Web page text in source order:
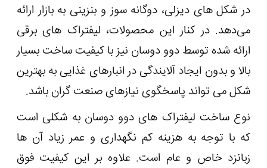
در شکل های دیزلی، دوگانه سوز و بنزینی به بازار ارائه
می‌دهد. در کنار این محصولات، لیفتراک های برقی
ارائه شده توسط دوو دوسان نیز با کیفیت ساخت بسیار
بالا و بدون ایجاد آلایندگی در انبارهای غذایی به بهترین
شکل می تواند پاسخگوی نیازهای صنعت گران باشد.
نوع ساخت لیفتراک های دوو دوسان به شکلی است
که با توجه به هزینه کم نگهداری و عمر زیاد آن ها
زبانزد خاص و عام است. علاوه بر این کیفیت فوق